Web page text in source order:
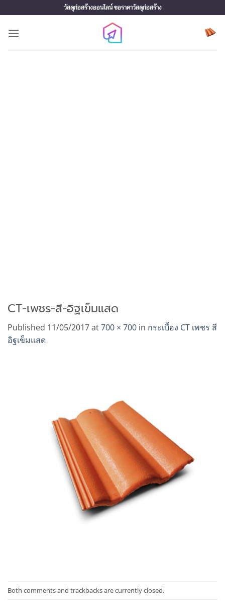
to
content
วัสดุก่อสร้างออนไลน์ ขอราคาวัสดุก่อสร้าง
CT-เพชร-สี-อิฐเข็มแสด
Published 11/05/2017at700 × 700 in กระเบื้อง CT เพชร สี
อิฐเข็มแสด
Both comments and trackbacks are currently closed.